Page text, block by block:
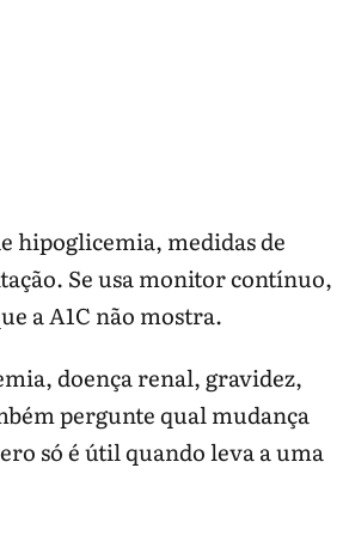
hipoglicemia, medidas de
Se usa monitor contínuo,
a A1C não mostra.
doença renal, gravidez,
pergunte qual mudança
só é útil quando leva a uma